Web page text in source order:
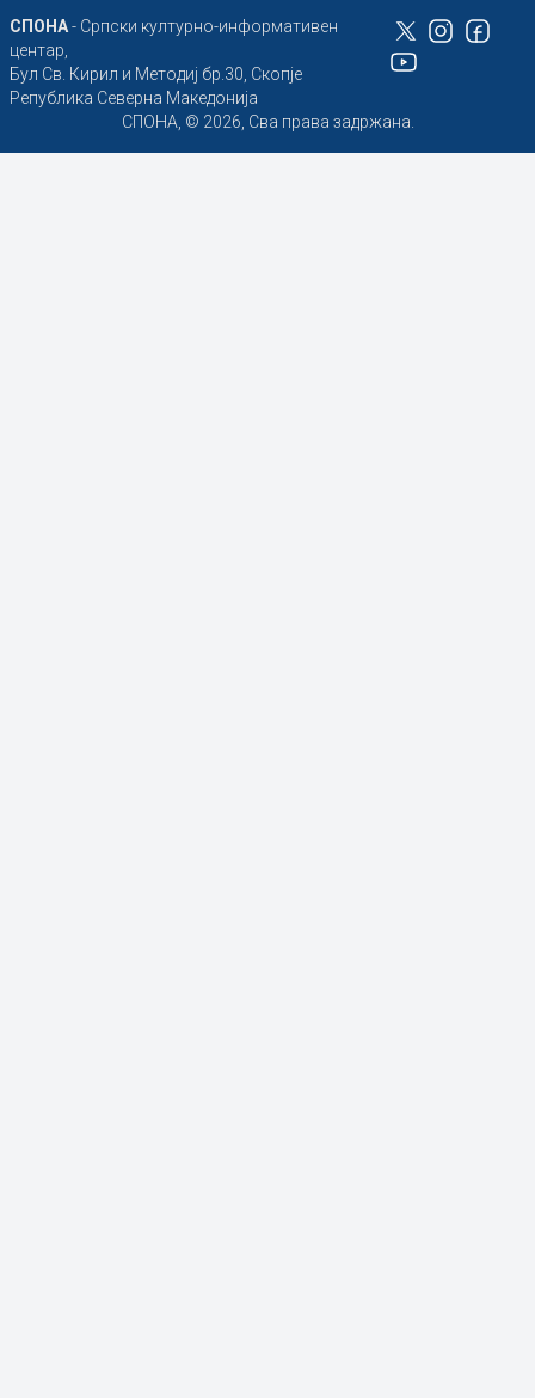
СПОНА- Српски културно-информативен
центар,
Бул Св. Кирил и Методиј бр.30, Скопје
Република Северна Македонија
СПОНА, © 2026, Сва права задржана.